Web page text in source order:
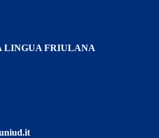
LINGUA FRIULANA